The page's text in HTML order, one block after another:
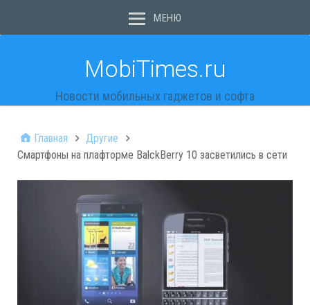
МЕНЮ
MobiTimes.ru
Новости мобильных гаджетов и софта
Главная
Другие
Смартфоны на плафторме BalckBerry 10 засветились в сети